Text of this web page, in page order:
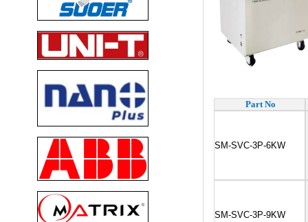
Part No
SM-SVC-3P-6KW
SM-SVC-3P-9KW